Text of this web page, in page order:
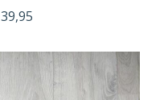
39,95
€ 39,95